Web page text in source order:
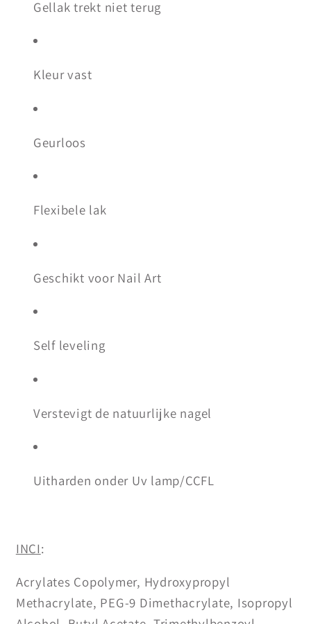
Gellak trekt niet terug
Kleur vast
Geurloos
Flexibele lak
Geschikt voor Nail Art
Self leveling
Verstevigt de natuurlijke nagel
Uitharden onder Uv lamp/CCFL
INCI:
Acrylates Copolymer, Hydroxypropyl
Methacrylate, PEG-9 Dimethacrylate, Isopropyl